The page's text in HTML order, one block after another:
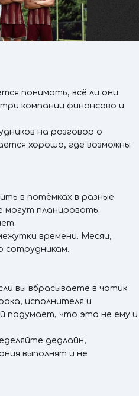
понимать, всё ли они
компании финансово и
на разговор о
хорошо, где возможны
в потёмках в разные
могут планировать.
времени. Месяц,
сотрудникам.
вы вбрасываете в чатик
исполнителя и
подумает, что это не ему и
дедлайн,
выполнят и не